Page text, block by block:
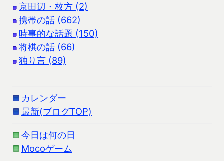
京田辺・枚方 (2)
携帯の話 (662)
時事的な話題 (150)
将棋の話 (66)
独り言 (89)
カレンダー
最新(ブログTOP)
今日は何の日
Mocoゲーム